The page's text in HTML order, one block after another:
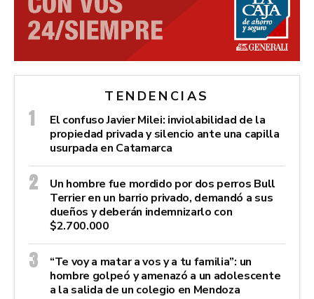
TENDENCIAS
El confuso Javier Milei: inviolabilidad de la
propiedad privada y silencio ante una capilla
usurpada en Catamarca
Un hombre fue mordido por dos perros Bull
Terrier en un barrio privado, demandó a sus
dueños y deberán indemnizarlo con
$2.700.000
“Te voy a matar a vos y a tu familia”: un
hombre golpeó y amenazó a un adolescente
a la salida de un colegio en Mendoza